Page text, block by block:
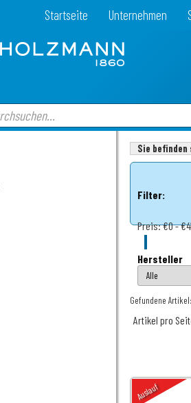
Startseite Unternehmen
Sie
Filter:
Preis:€0 -
Hersteller
Gefundene
Artikel pro
Auslauf